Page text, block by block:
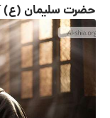
حضرت سلیمان (ع)